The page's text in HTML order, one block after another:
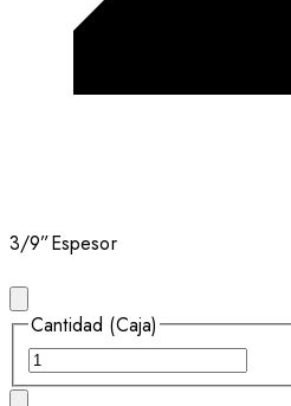
3/9”Espesor
Cantidad (Caja)